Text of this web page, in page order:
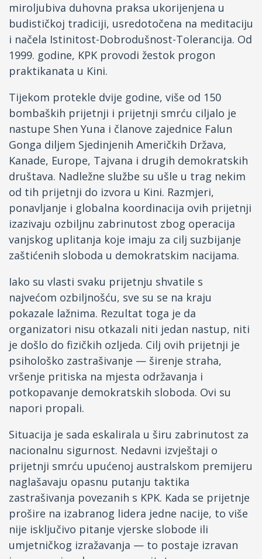
miroljubiva duhovna praksa ukorijenjena u
budističkoj tradiciji, usredotočena na meditaciju
i načela Istinitost-Dobrodušnost-Tolerancija. Od
1999. godine, KPK provodi žestok progon
praktikanata u Kini.
Tijekom protekle dvije godine, više od 150
bombaških prijetnji i prijetnji smrću ciljalo je
nastupe Shen Yuna i članove zajednice Falun
Gonga diljem Sjedinjenih Američkih Država,
Kanade, Europe, Tajvana i drugih demokratskih
društava. Nadležne službe su ušle u trag nekim
od tih prijetnji do izvora u Kini. Razmjeri,
ponavljanje i globalna koordinacija ovih prijetnji
izazivaju ozbiljnu zabrinutost zbog operacija
vanjskog uplitanja koje imaju za cilj suzbijanje
zaštićenih sloboda u demokratskim nacijama.
Iako su vlasti svaku prijetnju shvatile s
najvećom ozbiljnošću, sve su se na kraju
pokazale lažnima. Rezultat toga je da
organizatori nisu otkazali niti jedan nastup, niti
je došlo do fizičkih ozljeda. Cilj ovih prijetnji je
psihološko zastrašivanje — širenje straha,
vršenje pritiska na mjesta održavanja i
potkopavanje demokratskih sloboda. Ovi su
napori propali.
Situacija je sada eskalirala u širu zabrinutost za
nacionalnu sigurnost. Nedavni izvještaji o
prijetnji smrću upućenoj australskom premijeru
naglašavaju opasnu putanju taktika
zastrašivanja povezanih s KPK. Kada se prijetnje
prošire na izabranog lidera jedne nacije, to više
nije isključivo pitanje vjerske slobode ili
umjetničkog izražavanja — to postaje izravan